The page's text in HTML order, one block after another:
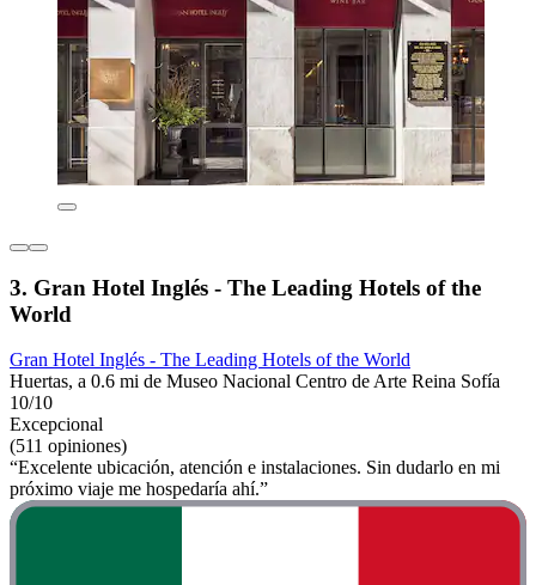
3. Gran Hotel Inglés - The Leading Hotels of the
World
Gran Hotel Inglés - The Leading Hotels of the World
Huertas, a 0.6 mi de Museo Nacional Centro de Arte Reina Sofía
10/10
Excepcional
(511 opiniones)
“Excelente ubicación, atención e instalaciones. Sin dudarlo en mi
próximo viaje me hospedaría ahí.”